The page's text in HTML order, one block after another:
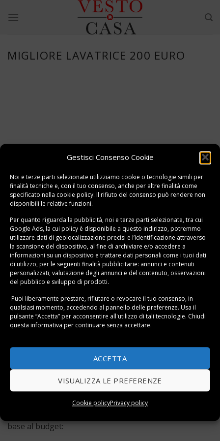
Gestisci Consenso Cookie
Noi e terze parti selezionate utilizziamo cookie o tecnologie simili per
finalità tecniche e, con il tuo consenso, anche per altre finalità come
specificato nella cookie policy. Il rifiuto del consenso può rendere non
disponibili le relative funzioni.
Per quanto riguarda la pubblicità, noi e terze parti selezionate, tra cui
Google Ads, la cui policy è disponibile a questo indirizzo, potremmo
utilizzare dati di geolocalizzazione precisi e l’identificazione attraverso
la scansione del dispositivo, al fine di archiviare e/o accedere a
informazioni su un dispositivo e trattare dati personali come i tuoi dati
di utilizzo, per le seguenti finalità pubblicitarie: annunci e contenuti
personalizzati, valutazione degli annunci e del contenuto, osservazioni
del pubblico e sviluppo di prodotti.
Puoi liberamente prestare, rifiutare o revocare il tuo consenso, in
qualsiasi momento, accedendo al pannello delle preferenze. Usa il
pulsante “Accetta” per acconsentire all'utilizzo di tali tecnologie. Chiudi
questa informativa per continuare senza accettare.
ACCETTA
VISUALIZZA LE PREFERENZE
Cookie policyPrivacy policy
MIGLIORE LAVATRICE 200 EURO
Vorresti acquistare lalavatricema non sai quale
scegliere? Non vorresti spendere troppo e il tuo
budget è meno di 200€?
Sei nella sezione giusta per fare i primi passi! Di seguito
ti proponiamo lemigliori lavatrici da 200 euro. Modelli
di lavatrici sotto i 200 euro classici ed a carica dall’alto .
Potrebbe interessarti leggere laguida alla scelta delle
base al budget: